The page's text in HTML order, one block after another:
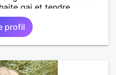
gai et tendre.
profil